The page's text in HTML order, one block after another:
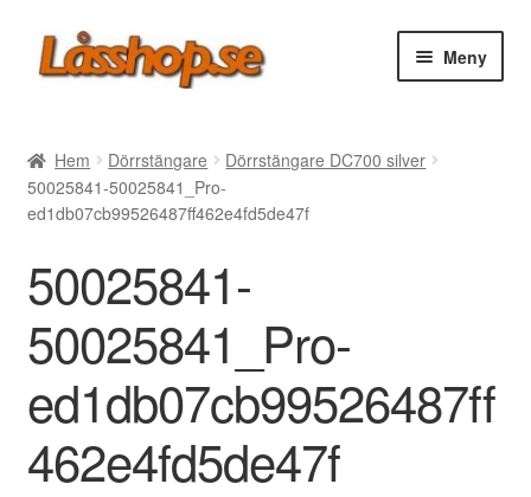
Hoppa
till
Hoppa
till
Meny
Rea
Villkor
Vanliga frågor
Forum/Manualer/Råd
Support
Hem Dörrstängare
Dörrstängare DC700 silver
50025841-50025841_Pro-
ed1db07cb99526487ff462e4fd5de47f
50025841-
50025841_Pro-
ed1db07cb99526487ff
462e4fd5de47f